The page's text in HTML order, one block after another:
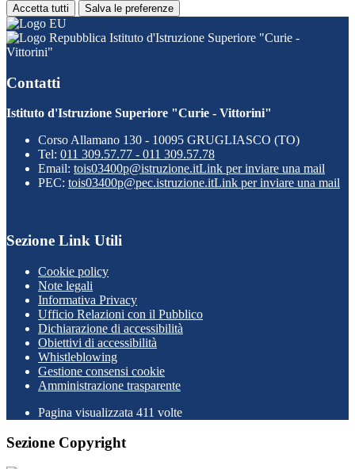
Accetta tutti Salva le preferenze
Istituto d'Istruzione Superiore "Curie -
Vittorini"
Contatti
Istituto d'Istruzione Superiore "Curie - Vittorini"
Corso Allamano 130 - 10095 GRUGLIASCO (TO)
Tel: 011 309.57.77 - 011 309.57.78
Email: tois03400p@istruzione.itLink per inviare una mail
PEC: tois03400p@pec.istruzione.itLink per inviare una mail
Sezione Link Utili
Cookie policy
Note legali
Informativa Privacy
Ufficio Relazioni con il Pubblico
Dichiarazione di accessibilità
Obiettivi di accessibilità
Whistleblowing
Gestione consensi cookie
Amministrazione trasparente
Pagina visualizzata 411 volte
Sezione Copyright